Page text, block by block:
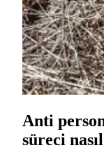
Anti
süreci